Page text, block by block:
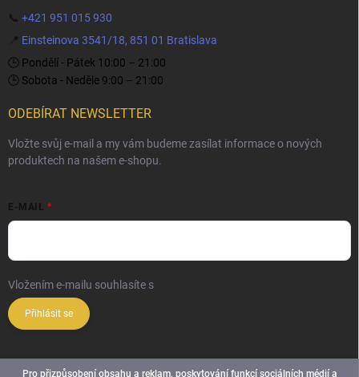
Pro přizpůsobení obsahu a reklam, poskytování funkcí sociálních médií a
📞 +421 951 015 930
📍 Einsteinova 3541/18, 851 01 Bratislava
🕒 Pondělí - Pátek 10:00 – 21:00
🕒 Sobota - Neděle 9:00 – 21:00
ODEBÍRAT NEWSLETTER
Vložte svůj e-mail a my vám budeme zasílat informace o nových
produktech na našem e-shopu.
E-MAIL
Vložením e-mailu souhlasíte s
Přihlásit se